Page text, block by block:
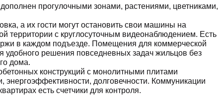
прогулочными зонами, растениями, цветниками,
а их гости могут остановить свои машины на
территории с круглосуточным видеонаблюдением. Есть
в каждом подъезде. Помещения для коммерческой
удобного решения повседневных задач жильцов без
дома.
конструкций с монолитными плитами
энергоэффективности, долговечности. Коммуникации
есть счетчики для контроля.